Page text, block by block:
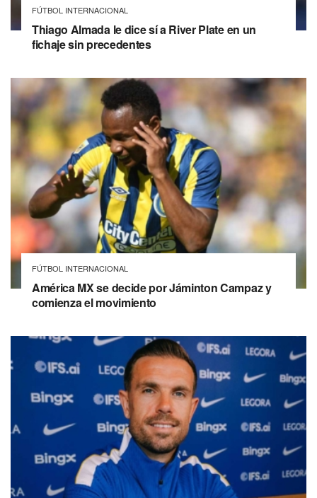
FÚTBOL INTERNACIONAL
Thiago Almada le dice sí a River Plate en un
fichaje sin precedentes
FÚTBOL INTERNACIONAL
América MX se decide por Jáminton Campaz y
comienza el movimiento